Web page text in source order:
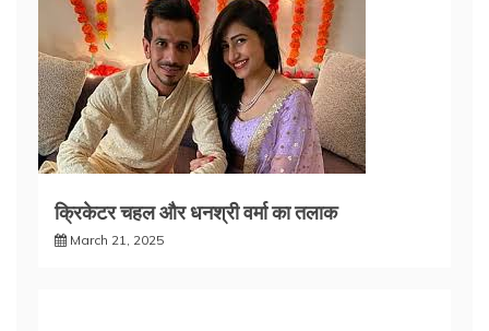
क्रिकेटर चहल और धनश्री वर्मा का तलाक
March 21, 2025